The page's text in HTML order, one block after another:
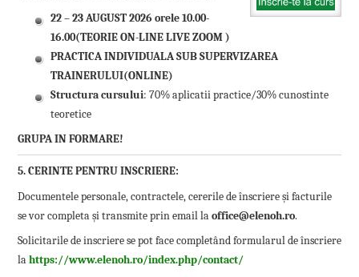
22 – 23 AUGUST 2026 orele 10.00-
16.00(TEORIE ON-LINE LIVE ZOOM )
PRACTICA INDIVIDUALA SUB SUPERVIZAREA
TRAINERULUI(ONLINE)
Structura cursului: 70% aplicatii practice/30% cunostinte
teoretice
GRUPA IN FORMARE!
5. CERINTE PENTRU INSCRIERE:
Documentele personale, contractele, cererile de înscriere și facturile
se vor completa și transmite prin email laoffice@elenoh.ro.
Solicitarile de inscriere se pot face completând formularul de înscriere
la https://www.elenoh.ro/index.php/contact/